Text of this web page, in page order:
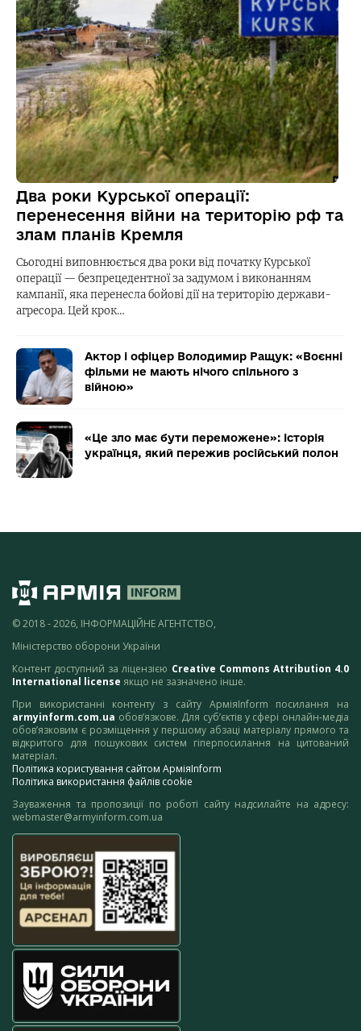
Два роки Курської операції:
перенесення війни на територію рф та
злам планів Кремля
Сьогодні виповнюється два роки від початку Курської
операції — безпрецедентної за задумом і виконанням
кампанії, яка перенесла бойові дії на територію держави-
агресора. Цей крок…
Актор і офіцер Володимир Ращук: «Воєнні
фільми не мають нічого спільного з
війною»
«Це зло має бути переможене»: історія
українця, який пережив російський полон
© 2018 - 2026, ІНФОРМАЦІЙНЕ АГЕНТСТВО,
Міністерство оборони України
Контент доступний за ліцензією Creative Commons Attribution 4.0
International license якщо не зазначено інше.
При використанні контенту з сайту АрміяInform посилання на
armyinform.com.ua обов’язкове. Для суб’єктів у сфері онлайн-медіа
обов’язковим є розміщення у першому абзаці матеріалу прямого та
відкритого для пошукових систем гіперпосилання на цитований
матеріал.
Політика користування сайтом АрміяInform
Політика використання файлів cookie
Зауваження та пропозиції по роботі сайту надсилайте на адресу:
webmaster@armyinform.com.ua